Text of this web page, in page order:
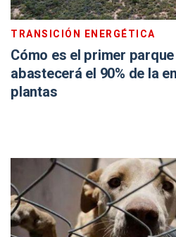
TRANSICIÓN ENERGÉTICA
Cómo es el primer
abastecerá el 90% de la
plantas